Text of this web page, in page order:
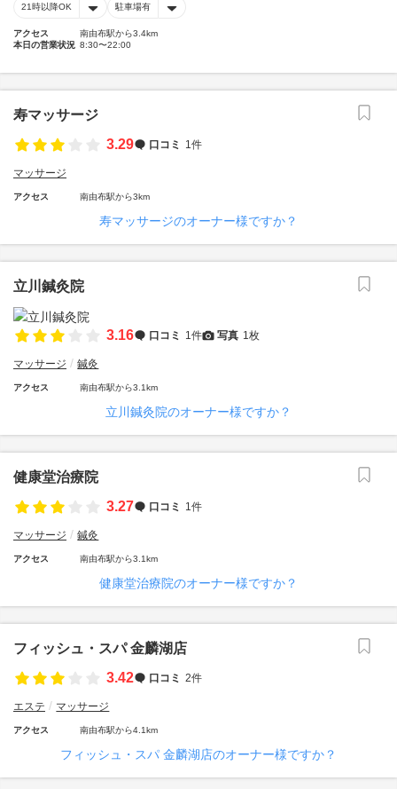
21時以降OK 駐車場有
アクセス
南由布駅から3.4km
本日の営業状況 8:30〜22:00
寿マッサージ
3.29
口コミ 1件
マッサージ
アクセス 南由布駅から3km
寿マッサージのオーナー様ですか？
立川鍼灸院
3.16 口コミ 1件 写真 1枚
マッサージ 鍼灸
アクセス 南由布駅から3.1km
立川鍼灸院のオーナー様ですか？
健康堂治療院
3.27
口コミ 1件
マッサージ 鍼灸
アクセス 南由布駅から3.1km
健康堂治療院のオーナー様ですか？
フィッシュ・スパ 金麟湖店
3.42
口コミ 2件
エステ マッサージ
アクセス 南由布駅から4.1km
フィッシュ・スパ 金麟湖店のオーナー様ですか？